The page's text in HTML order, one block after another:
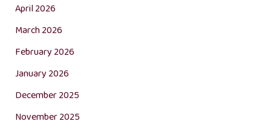
April 2026
March 2026
February 2026
January 2026
December 2025
November 2025